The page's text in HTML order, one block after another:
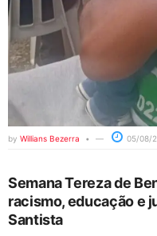
by Willians Bezerra 05/08/
Semana Tereza de
racismo, educação e
Santista